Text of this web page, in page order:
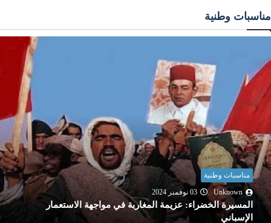
مناسبات وطنية
مناسبات وطنية
Unknown
03 نوفمبر 2024
المسيرة الخضراء: عزيمة المغاربة في مواجهة الاستعمار
الإسباني